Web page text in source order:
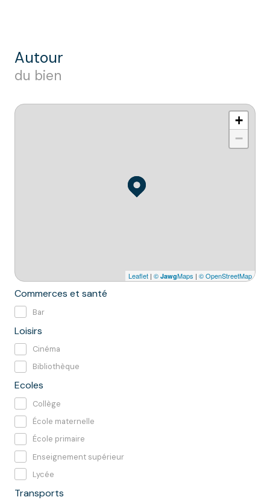
autour
du bien
+
−
Leaflet | © JawgMaps | © OpenStreetMap
Commerces et santé
Bar
Loisirs
Cinéma
Bibliothèque
Ecoles
Collège
École maternelle
École primaire
Enseignement supérieur
Lycée
Transports